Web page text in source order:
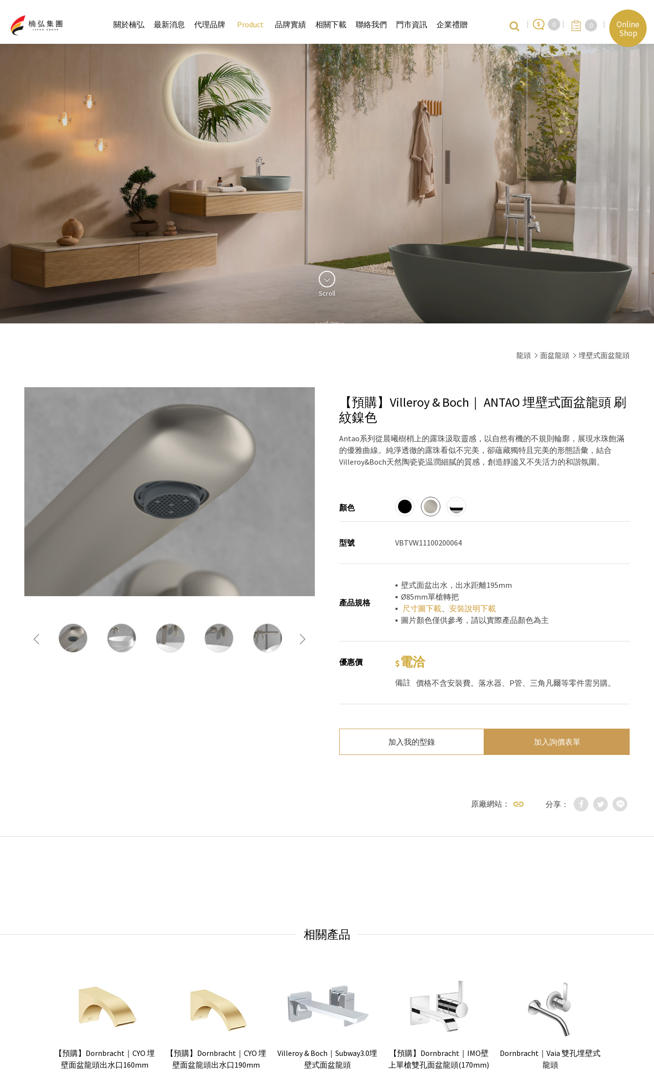
關於楠弘 最新消息 代理品牌 Product 品牌實績 相關下載 聯絡我們 門市資訊 企業禮贈 0 0
Online
Shop
Scroll
龍頭 面盆龍頭 埋壁式面盆龍頭
【預購】Villeroy & Boch｜ ANTAO 埋壁式面盆龍頭 刷
紋鎳色
Antao系列從晨曦樹梢上的露珠汲取靈感，以自然有機的不規則輪廓，展現水珠飽滿
的優雅曲線。純淨透徹的露珠看似不完美，卻蘊藏獨特且完美的形態語彙，結合
Villeroy&Boch天然陶瓷瓷温潤細膩的質感，創造靜謐又不失活力的和諧氛圍。
顏色
型號 VBTVW11100200064
產品規格
▪ 壁式面盆出水，出水距離195mm
▪ Ø85mm單槍轉把
▪ 尺寸圖下載
安裝說明下載
▪ 圖片顏色僅供參考，請以實際產品顏色為主
優惠價 電洽
備註 價格不含安裝費。落水器、P管、三角凡爾等零件需另購。
加入我的型錄 加入詢價表單
原廠網站： 分享：
相關產品
【預購】Dornbracht｜CYO 埋
壁面盆龍頭出水口160mm
【預購】Dornbracht｜CYO 埋
壁面盆龍頭出水口190mm
Villeroy & Boch｜Subway3.0埋
壁式面盆龍頭
【預購】Dornbracht｜IMO壁
上單槍雙孔面盆龍頭(170mm)
Dornbracht｜Vaia 雙孔埋壁式
龍頭